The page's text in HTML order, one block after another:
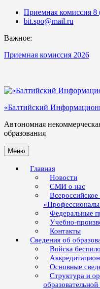
Skip
Приемная комиссия 8
bit.spo@mail.ru
Важное:
Приемная комиссия 2026
«Балтийский
Автономная
образования
Меню
Главная
Новости
СМИ о нас
Федеральные
Учебно-
Контакты
Сведения об
Войска
Основные
Структура и